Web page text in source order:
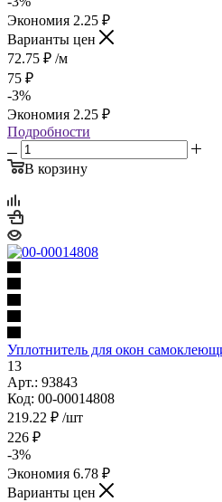
Экономия 2.25 ₽
Варианты цен
72.75 ₽ /м
75 ₽
-3%
Экономия 2.25 ₽
Подробности
В корзину
Уплотнитель для окон
13
Арт.: 93843
Код: 00-00014808
219.22 ₽ /шт
226 ₽
-3%
Экономия 6.78 ₽
Варианты цен